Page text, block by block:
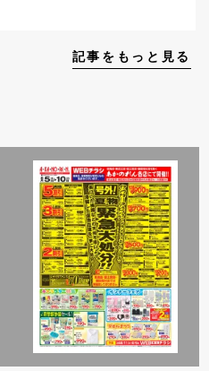
記事をもっと見る